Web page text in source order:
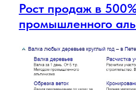
Бетон по ГОСТ от производителя
Киргизию и Оман
Рост продаж в
промышленного